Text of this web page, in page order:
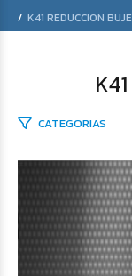
K41 REDUCCION BUJE
CATEGORIAS
$34.83571